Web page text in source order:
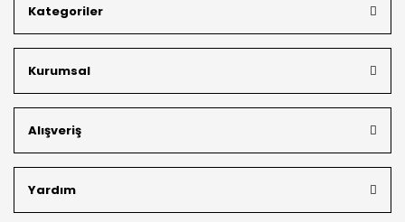
Mardin’in tarihi dokusunu yansıtan geleneksel işlemeleri, her
bütçeye uygun
müşterilerimizin özel siparişlerini benzersiz bir titizlikle
hazırlıyor; köklü geçmişimizi geleceğin takı modasına
güvenle taşıyoruz.
Kategoriler
Kurumsal
Alışveriş
Yardım